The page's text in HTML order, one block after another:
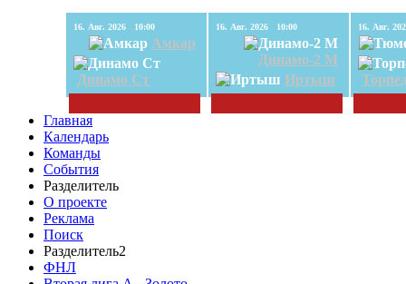
16. Авг. 2026 10:00
Амкар
Динамо Ст
16. Авг. 2026 10:00
Динамо-2 М
Иртыш
Главная
Календарь
Команды
События
Разделитель
О проекте
Реклама
Поиск
Разделитель2
ФНЛ